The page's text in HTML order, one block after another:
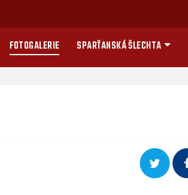
FOTOGALERIE SPARŤANSKÁ ŠLECHTA